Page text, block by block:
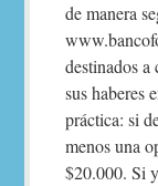
de manera
destinados
sus haberes
práctica: si
menos una
$20.000. Si